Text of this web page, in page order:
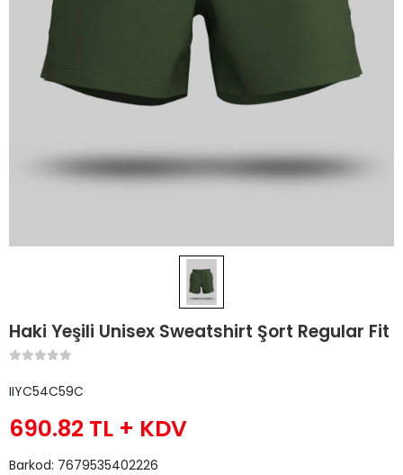
Haki Yeşili Unisex Sweatshirt Şort Regular Fit
IIYC54C59C
690.82 TL + KDV
Barkod: 7679535402226